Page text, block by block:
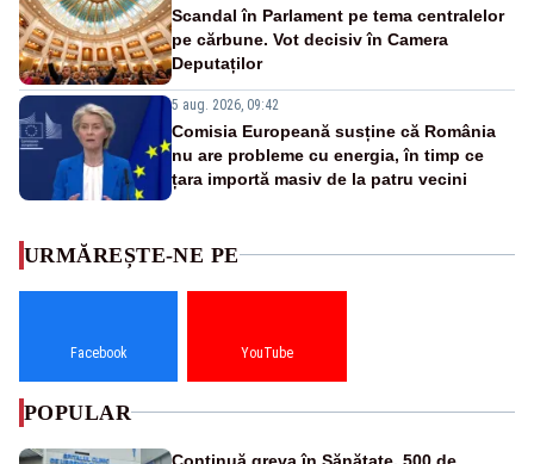
Scandal în Parlament pe tema centralelor
pe cărbune. Vot decisiv în Camera
Deputaților
5 aug. 2026, 09:42
Comisia Europeană susține că România
nu are probleme cu energia, în timp ce
țara importă masiv de la patru vecini
URMĂREȘTE-NE PE
Facebook YouTube
POPULAR
Continuă greva în Sănătate. 500 de